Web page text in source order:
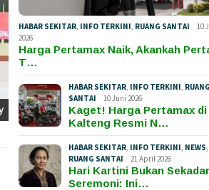
HABAR SEKITAR INFO TERKINI RUANG SANTAI
10
2026
Harga Pertamax Naik, Akankah
T…
HABAR SEKITAR INFO TERKINI RUANG
SANTAI
10 Juni 2026
Kaget! Harga Pertamax di
Kalteng Resmi N…
HABAR SEKITAR INFO TERKINI NEWS
RUANG SANTAI
21 April 2026
Hari Kartini Bukan Sekadar
Seremoni: Ini…